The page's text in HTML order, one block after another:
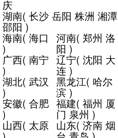
庆
湖南( 长沙 岳阳 株洲 湘潭
邵阳 )
海南(海口
)
河南( 郑州 洛
阳 )
广西( 南宁
)
辽宁( 沈阳 大
连 )
湖北( 武汉
)
黑龙江( 哈尔
滨 )
安徽( 合肥
)
福建( 福州 厦
门 泉州 )
山西( 太原 山东( 济南 烟